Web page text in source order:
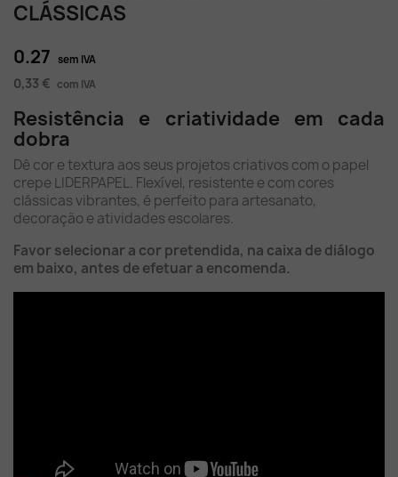
CLÁSSICAS
0.27 sem IVA
0,33 € com IVA
Resistência e criatividade em cada
dobra
Dê cor e textura aos seus projetos criativos com o papel
crepe LIDERPAPEL. Flexível, resistente e com cores
clássicas vibrantes, é perfeito para artesanato,
decoração e atividades escolares.
Favor selecionar a cor pretendida, na caixa de diálogo
em baixo, antes de efetuar a encomenda.